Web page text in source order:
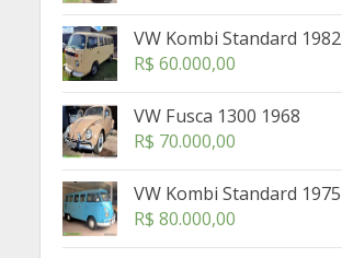
VW Kombi Standard 1982
R$ 60.000,00
VW Fusca 1300 1968
R$ 70.000,00
VW Kombi Standard 1975
R$ 80.000,00